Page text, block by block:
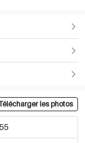
les photos